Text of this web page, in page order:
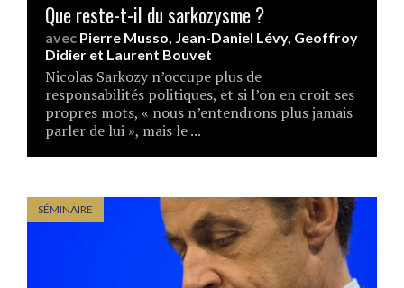
Que reste-t-il du sarkozysme ?
avec Pierre Musso, Jean-Daniel Lévy, Geoffroy
Didier et Laurent Bouvet
Nicolas Sarkozy n’occupe plus de
responsabilités politiques, et si l’on en croit ses
propres mots, « nous n’entendrons plus jamais
parler de lui », mais le ...
SÉMINAIRE